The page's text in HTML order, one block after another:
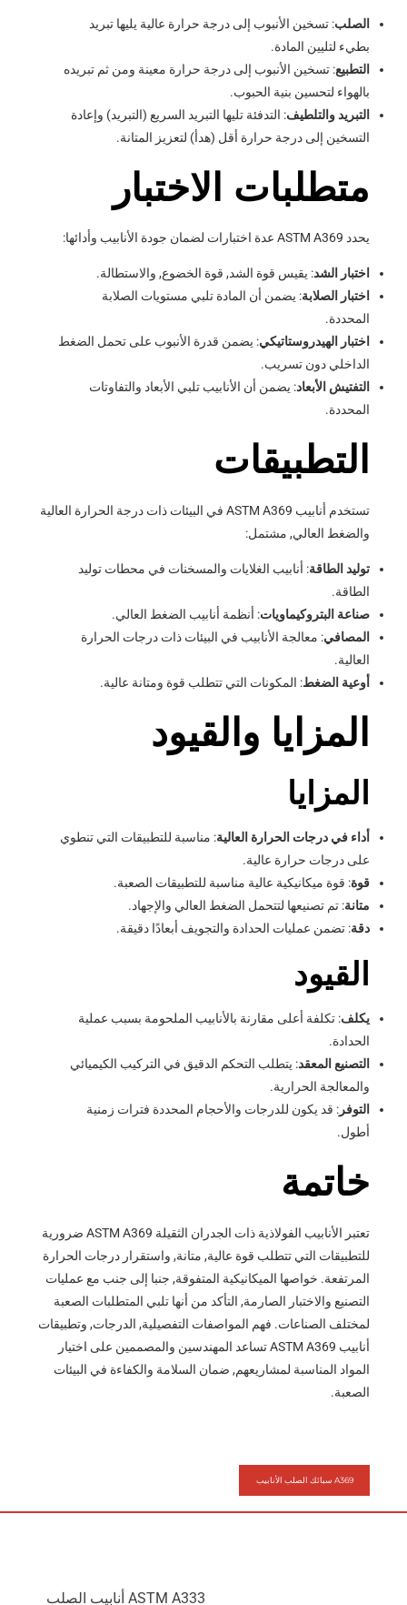
الصلب: تسخين الأنبوب إلى درجة حرارة عالية يليها تبريد
بطيء لتليين المادة.
التطبيع: تسخين الأنبوب إلى درجة حرارة معينة ومن ثم تبريده
بالهواء لتحسين بنية الحبوب.
التبريد والتلطيف: التدفئة تليها التبريد السريع (التبريد) وإعادة
التسخين إلى درجة حرارة أقل (هدأ) لتعزيز المتانة.
متطلبات الاختبار
يحدد ASTM A369 عدة اختبارات لضمان جودة الأنابيب وأدائها:
اختبار الشد: يقيس قوة الشد, قوة الخضوع, والاستطالة.
اختبار الصلابة: يضمن أن المادة تلبي مستويات الصلابة
المحددة.
اختبار الهيدروستاتيكي: يضمن قدرة الأنبوب على تحمل الضغط
الداخلي دون تسريب.
التفتيش الأبعاد: يضمن أن الأنابيب تلبي الأبعاد والتفاوتات
المحددة.
التطبيقات
تستخدم أنابيب ASTM A369 في البيئات ذات درجة الحرارة العالية
والضغط العالي, مشتمل:
توليد الطاقة: أنابيب الغلايات والمسخنات في محطات توليد
الطاقة.
صناعة البتروكيماويات: أنظمة أنابيب الضغط العالي.
المصافي: معالجة الأنابيب في البيئات ذات درجات الحرارة
العالية.
أوعية الضغط: المكونات التي تتطلب قوة ومتانة عالية.
المزايا والقيود
المزايا
أداء في درجات الحرارة العالية: مناسبة للتطبيقات التي تنطوي
على درجات حرارة عالية.
قوة: قوة ميكانيكية عالية مناسبة للتطبيقات الصعبة.
متانة: تم تصنيعها لتتحمل الضغط العالي والإجهاد.
دقة: تضمن عمليات الحدادة والتجويف أبعادًا دقيقة.
القيود
يكلف: تكلفة أعلى مقارنة بالأنابيب الملحومة بسبب عملية
الحدادة.
التصنيع المعقد: يتطلب التحكم الدقيق في التركيب الكيميائي
والمعالجة الحرارية.
التوفر: قد يكون للدرجات والأحجام المحددة فترات زمنية
أطول.
خاتمة
تعتبر الأنابيب الفولاذية ذات الجدران الثقيلة ASTM A369 ضرورية
للتطبيقات التي تتطلب قوة عالية, متانة, واستقرار درجات الحرارة
المرتفعة. خواصها الميكانيكية المتفوقة, جنبا إلى جنب مع عمليات
التصنيع والاختبار الصارمة, التأكد من أنها تلبي المتطلبات الصعبة
لمختلف الصناعات. فهم المواصفات التفصيلية, الدرجات, وتطبيقات
أنابيب ASTM A369 تساعد المهندسين والمصممين على اختيار
المواد المناسبة لمشاريعهم, ضمان السلامة والكفاءة في البيئات
الصعبة.
A369 سبائك الصلب الأنابيب
ASTM A333 أنابيب الصلب